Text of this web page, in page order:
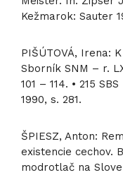
Kežmarok: Sauter
PIŠÚTOVÁ, Irena:
Sborník SNM – r.
101 – 114. • 215
1990, s. 281.
ŠPIESZ, Anton:
existencie cechov.
modrotlač na